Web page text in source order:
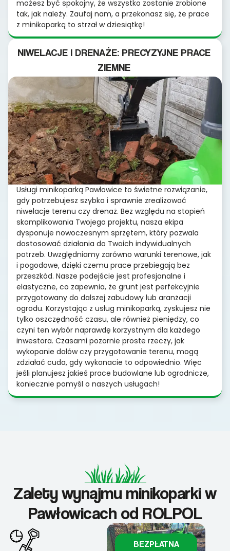
możesz być spokojny, że wszystko zostanie zrobione
tak, jak należy. Zaufaj nam, a przekonasz się, że prace
z minikoparką to strzał w dziesiątkę!
NIWELACJE I DRENAŻE: PRECYZYJNE PRACE
ZIEMNE
Usługi minikoparką Pawłowice to świetne rozwiązanie,
gdy potrzebujesz szybko i sprawnie zrealizować
niwelacje terenu czy drenaż. Bez względu na stopień
skomplikowania Twojego projektu, nasza ekipa
dysponuje nowoczesnym sprzętem, który pozwala
dostosować działania do Twoich indywidualnych
potrzeb. Uwzględniamy zarówno warunki terenowe, jak
i pogodowe, dzięki czemu prace przebiegają bez
przeszkód. Nasze podejście jest profesjonalne i
elastyczne, co zapewnia, że grunt jest perfekcyjnie
przygotowany do dalszej zabudowy lub aranżacji
ogrodu. Korzystając z usług minikoparką, zyskujesz nie
tylko oszczędność czasu, ale również pieniędzy, co
czyni ten wybór naprawdę korzystnym dla każdego
inwestora. Czasami pozornie proste rzeczy, jak
wykopanie dołów czy przygotowanie terenu, mogą
zdziałać cuda, gdy wykonacie to odpowiednio. Więc
jeśli planujesz jakieś prace budowlane lub ogrodnicze,
koniecznie pomyśl o naszych usługach!
Zalety wynajmu minikoparki w
Pawłowicach od ROLPOL
BEZPŁATNA